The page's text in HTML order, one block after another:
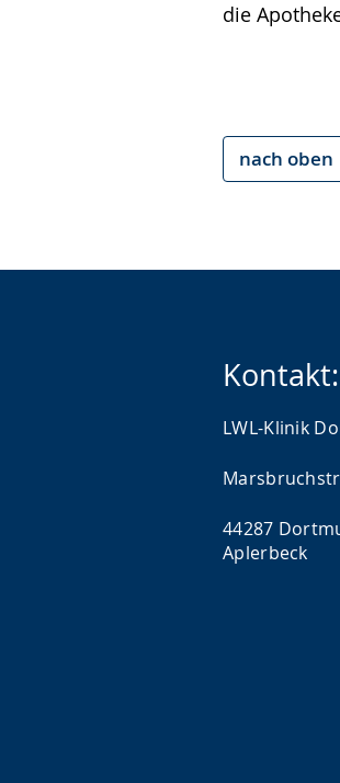
die
nach oben
Kontakt:
LWL-Klinik
44287
Aplerbeck